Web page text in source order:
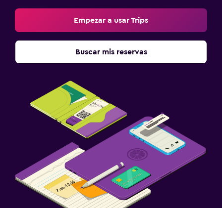
Empezar a usar Trips
Buscar mis reservas